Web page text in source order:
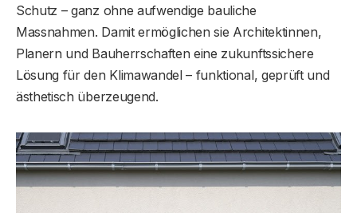
Schutz – ganz ohne aufwendige bauliche
Massnahmen. Damit ermöglichen sie Architektinnen,
Planern und Bauherrschaften eine zukunftssichere
Lösung für den Klimawandel – funktional, geprüft und
ästhetisch überzeugend.